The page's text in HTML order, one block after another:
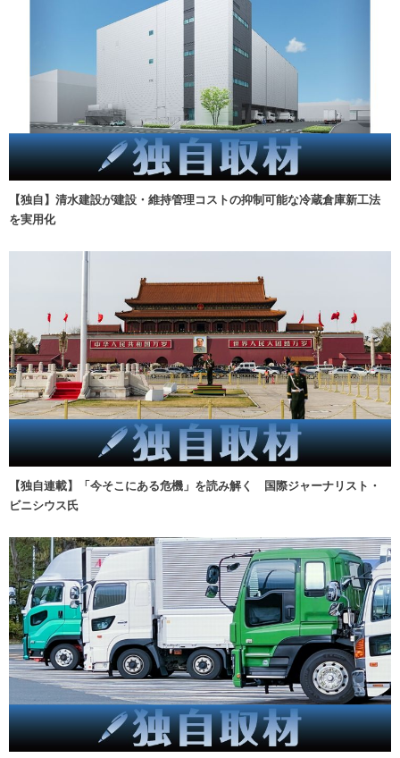
【独自】清水建設が建設・維持管理コストの抑制可能な冷蔵倉庫新工法
を実用化
【独自連載】「今そこにある危機」を読み解く 国際ジャーナリスト・
ビニシウス氏